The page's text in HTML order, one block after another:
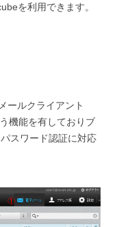
を利用できます。
ールクライアント
機能を有しておりブ
スワード認証に対応